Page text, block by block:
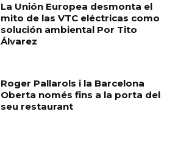
La Unión Europea desmonta el
mito de las VTC eléctricas como
solución ambiental Por Tito
Álvarez
Roger Pallarols i la Barcelona
Oberta només fins a la porta del
seu restaurant